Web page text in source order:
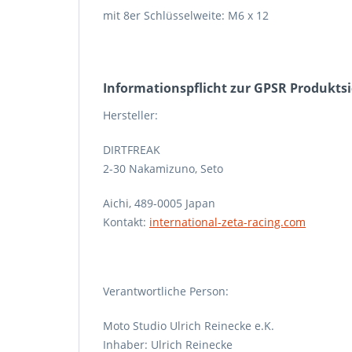
mit 8er Schlüsselweite: M6 x 12
Informations­pflicht zur GPSR
Hersteller:
DIRTFREAK
2-30 Nakamizuno, Seto
Aichi, 489-0005 Japan
Kontakt: international-zeta-racing.com
Verantwortliche Person:
Moto Studio Ulrich Reinecke e.K.
Inhaber: Ulrich Reinecke